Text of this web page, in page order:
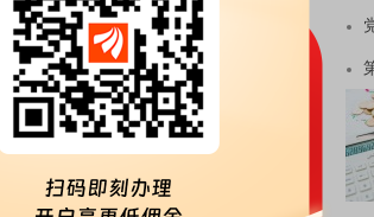
分析师认为，波兰央行可能会将利率
且工资增长数据“使天平倾向”继续
然存在。初步估算，波兰2025年第